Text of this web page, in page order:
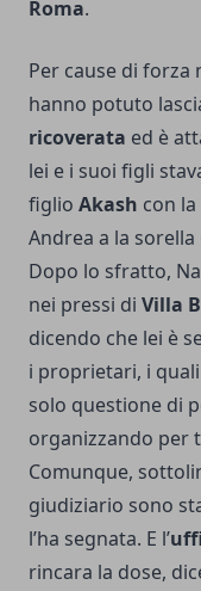
Roma.
Per cause di forza
hanno potuto
ricoverata ed è
lei e i suoi figli
figlio Akash con
Andrea a la
Dopo lo sfratto,
nei pressi di Villa
dicendo che lei è
i proprietari, i
solo questione di
organizzando per
Comunque,
giudiziario sono
l’ha segnata. E l’
rincara la dose,